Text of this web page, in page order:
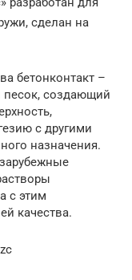
сделан на
бетонконтакт –
создающий
с другими
назначения.
с этим
качества.